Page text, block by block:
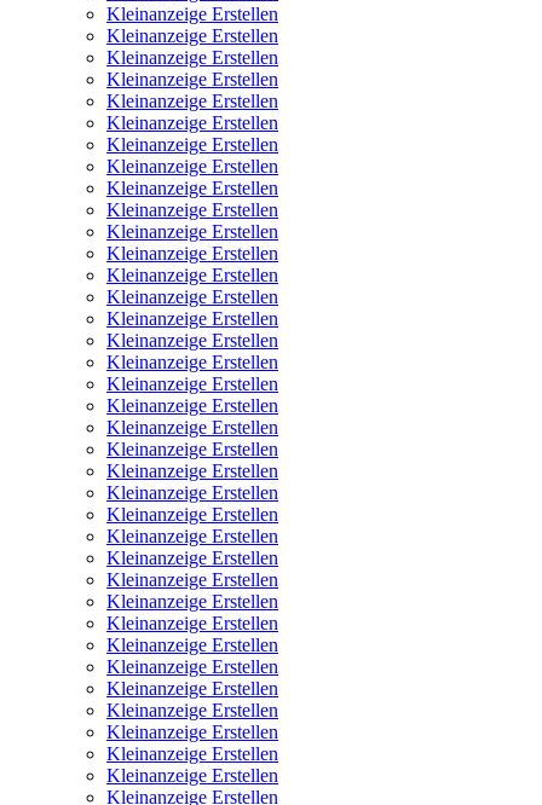
Kleinanzeige Erstellen
Kleinanzeige Erstellen
Kleinanzeige Erstellen
Kleinanzeige Erstellen
Kleinanzeige Erstellen
Kleinanzeige Erstellen
Kleinanzeige Erstellen
Kleinanzeige Erstellen
Kleinanzeige Erstellen
Kleinanzeige Erstellen
Kleinanzeige Erstellen
Kleinanzeige Erstellen
Kleinanzeige Erstellen
Kleinanzeige Erstellen
Kleinanzeige Erstellen
Kleinanzeige Erstellen
Kleinanzeige Erstellen
Kleinanzeige Erstellen
Kleinanzeige Erstellen
Kleinanzeige Erstellen
Kleinanzeige Erstellen
Kleinanzeige Erstellen
Kleinanzeige Erstellen
Kleinanzeige Erstellen
Kleinanzeige Erstellen
Kleinanzeige Erstellen
Kleinanzeige Erstellen
Kleinanzeige Erstellen
Kleinanzeige Erstellen
Kleinanzeige Erstellen
Kleinanzeige Erstellen
Kleinanzeige Erstellen
Kleinanzeige Erstellen
Kleinanzeige Erstellen
Kleinanzeige Erstellen
Kleinanzeige Erstellen
Kleinanzeige Erstellen